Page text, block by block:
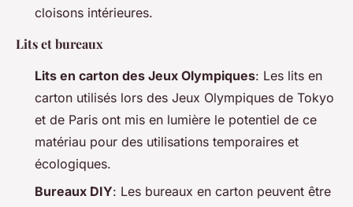
cloisons intérieures.
Lits et bureaux
Lits en carton des Jeux Olympiques: Les lits en
carton utilisés lors des Jeux Olympiques de Tokyo
et de Paris ont mis en lumière le potentiel de ce
matériau pour des utilisations temporaires et
écologiques.
Bureaux DIY: Les bureaux en carton peuvent être